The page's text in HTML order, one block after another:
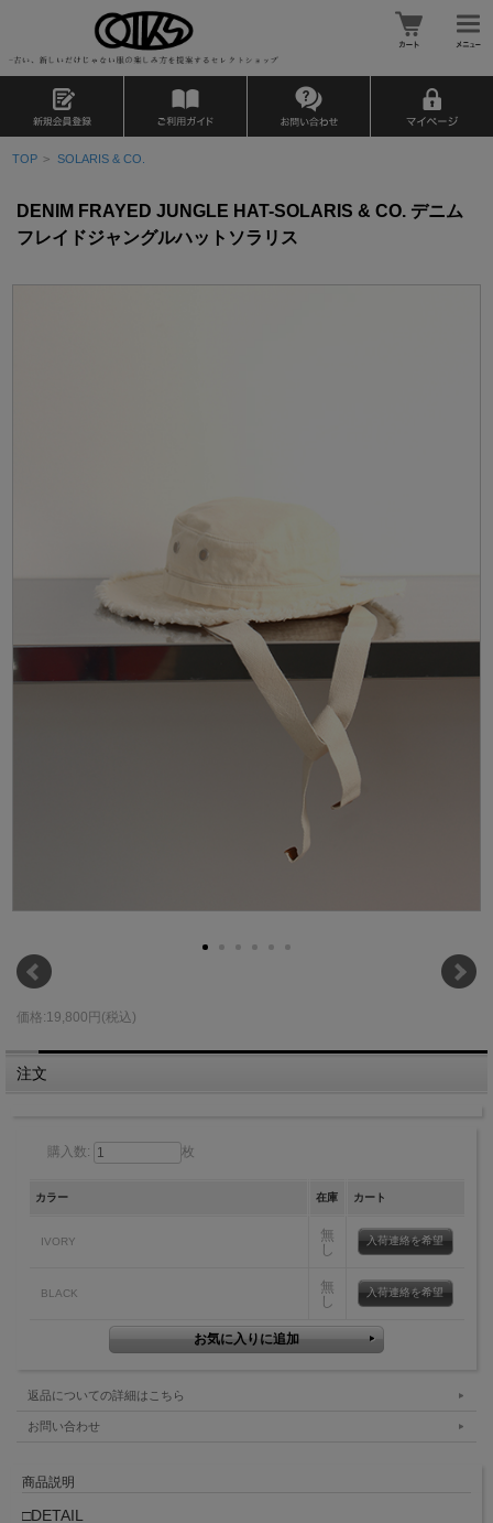
TOP > SOLARIS & CO.
DENIM FRAYED JUNGLE HAT-SOLARIS & CO. デニム
フレイドジャングルハットソラリス
価格:19,800円(税込)
注文
購入数: 枚
カラー 在庫 カート
IVORY
無
し
入荷連絡を希望
BLACK
無
し
入荷連絡を希望
返品についての詳細はこちら
お問い合わせ
商品説明
□DETAIL